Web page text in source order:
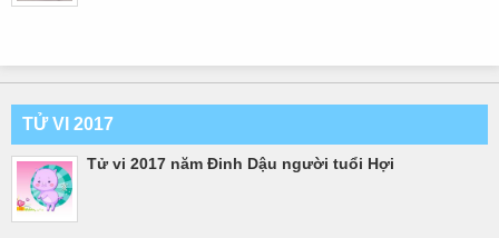
TỬ VI 2017
Tử vi 2017 năm Đinh Dậu người tuổi Hợi